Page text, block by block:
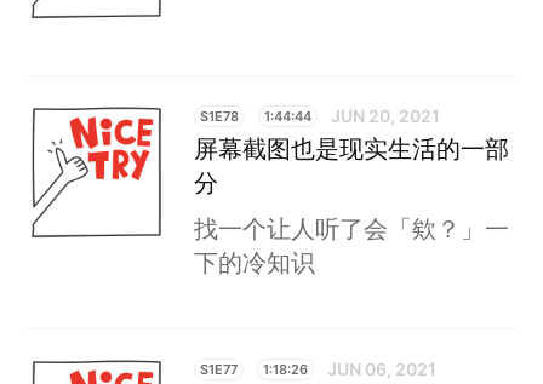
S1E78 1:44:44 JUN 20, 2021
屏幕截图也是现实生活的一部
分
找一个让人听了会「欸？」一
下的冷知识
S1E77 1:18:26 JUN 06, 2021